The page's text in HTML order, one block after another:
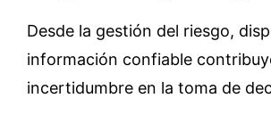
Desde la gestión del riesgo,
información confiable
incertidumbre en la toma de